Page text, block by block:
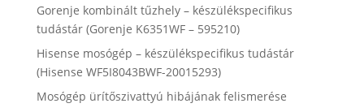
Gorenje kombinált tűzhely – készülékspecifikus
tudástár (Gorenje K6351WF – 595210)
Hisense mosógép – készülékspecifikus tudástár
(Hisense WF5I8043BWF-20015293)
Mosógép ürítőszivattyú hibájának felismerése